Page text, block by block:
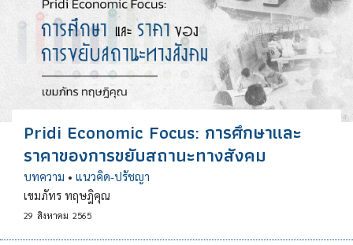
Pridi Economic Focus: การศึกษาและ
ราคาของการขยับสถานะทางสังคม
บทความ • แนวคิด-ปรัชญา
เขมภัทร ทฤษฎิคุณ
29 สิงหาคม 2565